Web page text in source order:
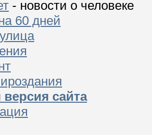
- новости о человеке
60 дней
сайта